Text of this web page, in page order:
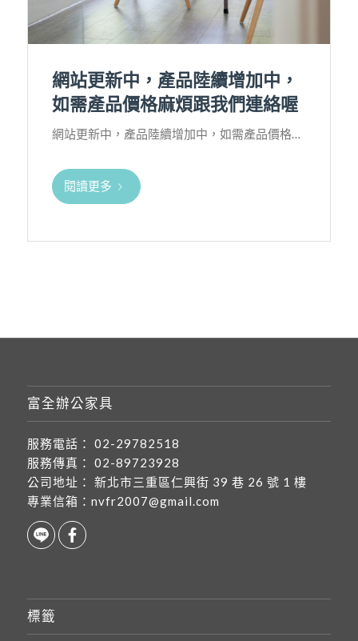
網站更新中，產品陸續增加中，
如需產品價格麻煩跟我們連絡喔
網站更新中，產品陸續增加中，如需產品價格…
閱讀更多
富全辦公家具
服務電話：
02-29782518
服務傳真：
02-89723928
公司地址：
新北市三重區仁興街 39 巷 26 號 1 樓
專業信箱： nvfr2007@gmail.com
標籤